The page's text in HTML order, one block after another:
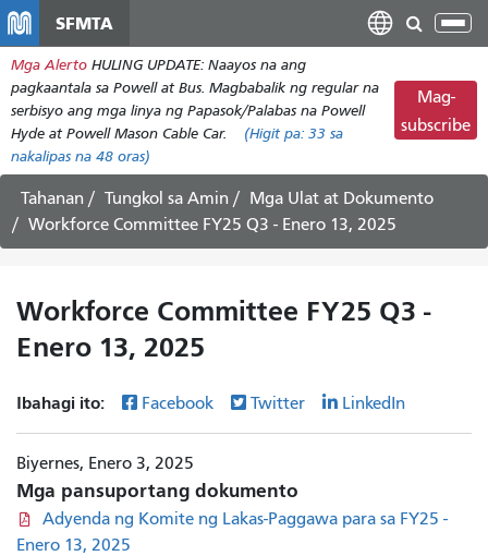
pangunahing
nilalaman
SFMTA
I-
ang
Mga Alerto HULING UPDATE: Naayos na ang
pagkaantala sa Powell at Bus. Magbabalik ng regular na
serbisyo ang mga linya ng Papasok/Palabas na Powell
Hyde at Powell Mason Cable Car.
(Higit pa: 33 sa
nakalipas na 48 oras)
Mag-
subscribe
Tahanan Tungkol sa Amin
Mga Ulat at Dokumento
Workforce Committee FY25 Q3 - Enero 13, 2025
Workforce Committee FY25 Q3 -
Enero 13, 2025
Ibahagi ito: Facebook Twitter LinkedIn
Biyernes, Enero 3, 2025
Mga pansuportang dokumento
Adyenda ng Komite ng Lakas-Paggawa para sa FY25 -
Enero 13, 2025